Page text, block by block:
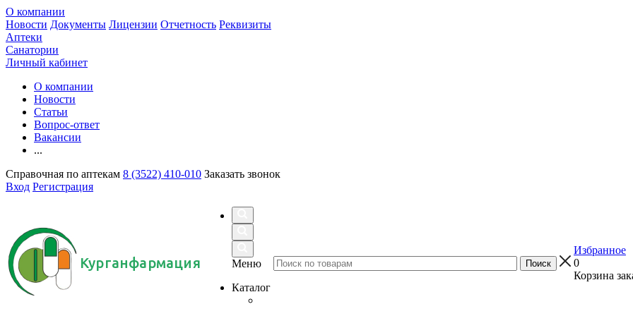
О компании
Новости Документы Лицензии Отчетность Реквизиты
Аптеки
Санатории
Личный кабинет
О компании
Новости
Статьи
Вопрос-ответ
Вакансии
...
Справочная по аптекам 8 (3522) 410-010 Заказать звонок
Вход Регистрация
Курганфармация
Меню
Каталог
Избранное
0
Корзина